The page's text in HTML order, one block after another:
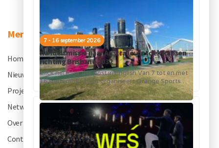
7 - 16 september 2026
Handelsmissie naar Australië: ontdek kansen
richting Brisbane 2032
Click here for the post in English Van 7 tot en met
16 september 2026 organiseert Orange Sports
Forum in...
Menu
Home
Nieuws
Projecten
Netwerk
Over OSF
Contact